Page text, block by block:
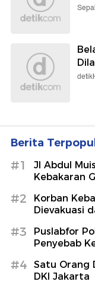
Berita
#1
Jl Abdul
Kebakaran
#2
Korban
Dievakuasi
#3
Puslabfor
Penyebab
#4
Satu Orang
DKI Jakarta